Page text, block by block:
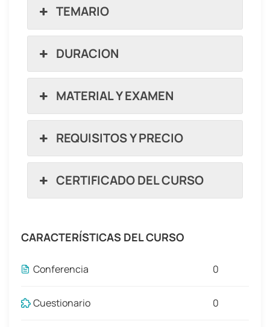
TEMARIO
DURACION
MATERIAL Y EXAMEN
REQUISITOS Y PRECIO
CERTIFICADO DEL CURSO
CARACTERÍSTICAS DEL CURSO
Conferencia 0
Cuestionario 0